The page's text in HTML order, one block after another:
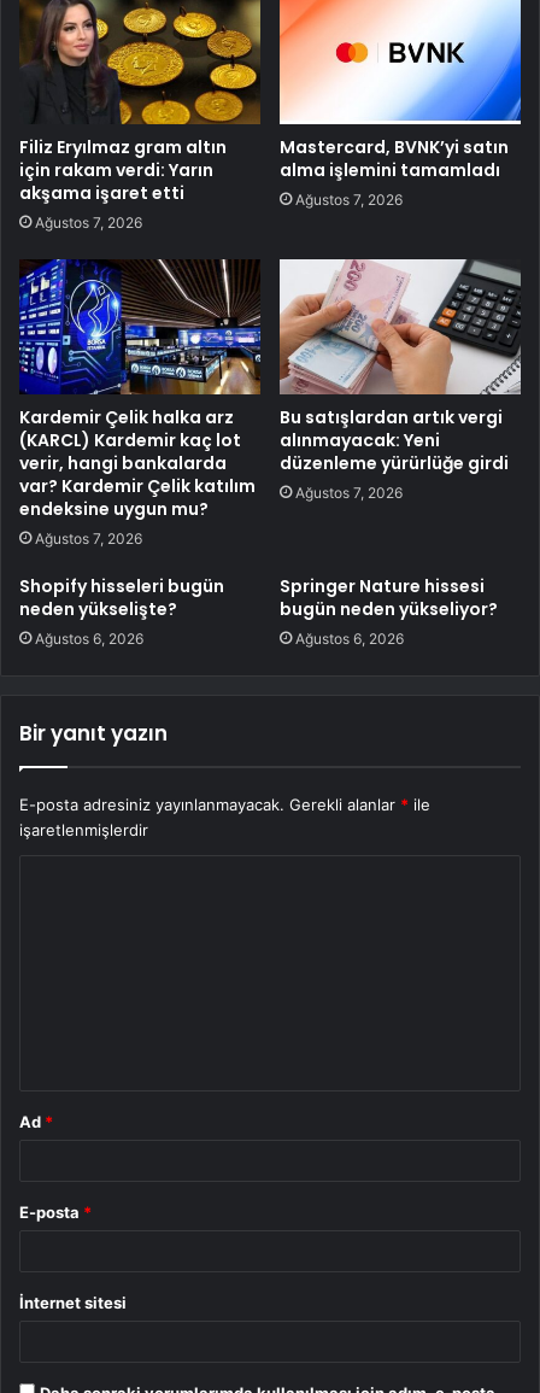
Filiz Eryılmaz gram altın
için rakam verdi: Yarın
akşama işaret etti
Ağustos 7, 2026
Mastercard, BVNK’yi satın
alma işlemini tamamladı
Ağustos 7, 2026
Kardemir Çelik halka arz
(KARCL) Kardemir kaç lot
verir, hangi bankalarda
var? Kardemir Çelik katılım
endeksine uygun mu?
Ağustos 7, 2026
Bu satışlardan artık vergi
alınmayacak: Yeni
düzenleme yürürlüğe girdi
Ağustos 7, 2026
Shopify hisseleri bugün
neden yükselişte?
Ağustos 6, 2026
Springer Nature hissesi
bugün neden yükseliyor?
Ağustos 6, 2026
Bir yanıt yazın
E-posta adresiniz yayınlanmayacak. Gerekli alanlar * ile
işaretlenmişlerdir
Ad *
E-posta *
İnternet sitesi